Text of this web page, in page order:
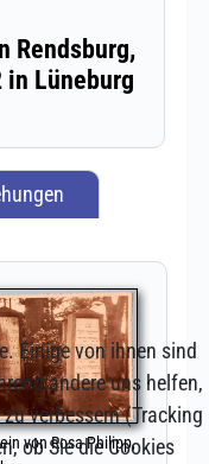
Einige von ihnen sind
andere uns helfen,
verbessern (Tracking
ob Sie die Cookies